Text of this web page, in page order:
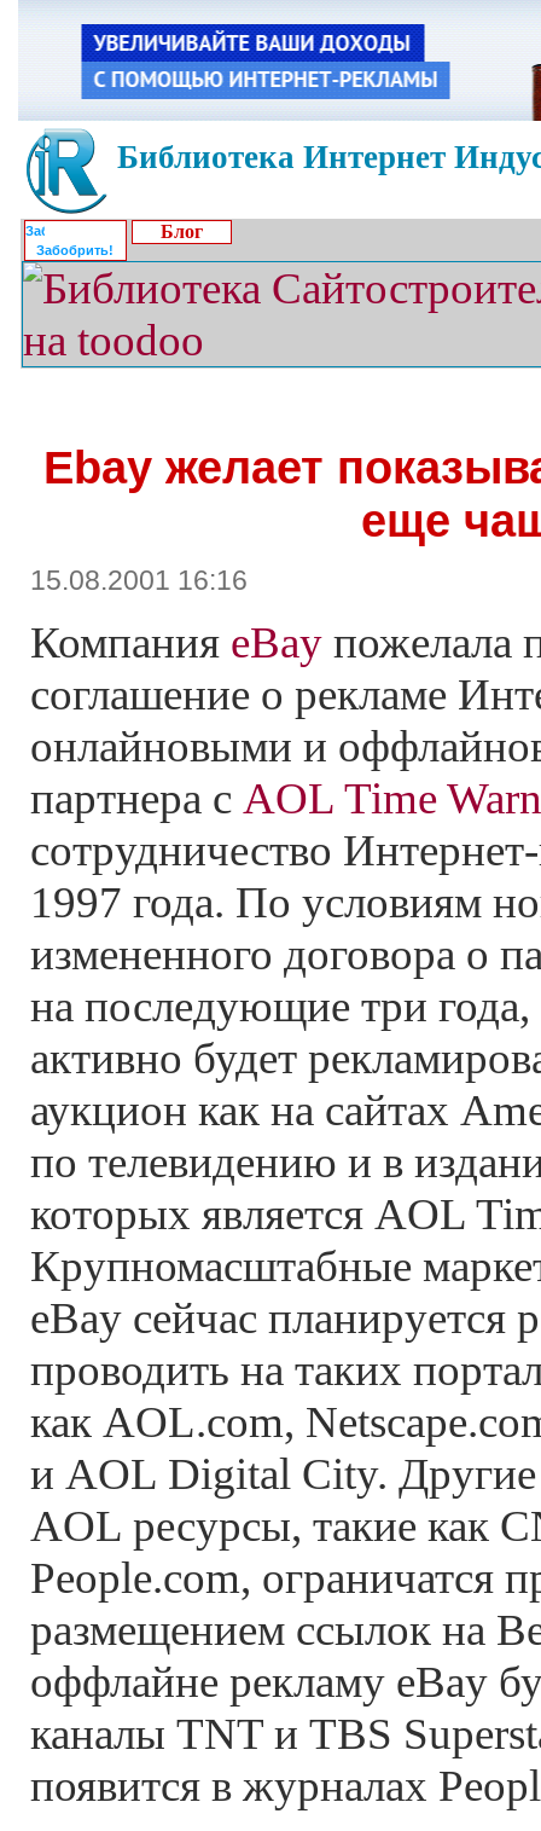
Библиотека Интернет
Забобрить!
Блог
Ebay желает
еще
15.08.2001 16:16
Компания eBay пожелала
соглашение о рекламе
онлайновыми и
партнера с AOL Time
сотрудничество
1997 года. По условиям
измененного договора о
на последующие три
активно будет
аукцион как на сайтах
по телевидению и в
которых является AOL
Крупномасштабные
eBay сейчас планируется
проводить на таких
как AOL.com,
и AOL Digital City.
AOL ресурсы, такие как
People.com, ограничатся
размещением ссылок на
оффлайне рекламу eBay
каналы TNT и TBS
появится в журналах